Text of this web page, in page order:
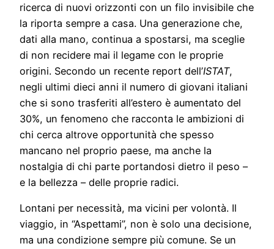
ricerca di nuovi orizzonti con un filo invisibile che
la riporta sempre a casa. Una generazione che,
dati alla mano, continua a spostarsi, ma sceglie
di non recidere mai il legame con le proprie
origini. Secondo un recente report dell’ISTAT,
negli ultimi dieci anni il numero di giovani italiani
che si sono trasferiti all’estero è aumentato del
30%, un fenomeno che racconta le ambizioni di
chi cerca altrove opportunità che spesso
mancano nel proprio paese, ma anche la
nostalgia di chi parte portandosi dietro il peso –
e la bellezza – delle proprie radici.
Lontani per necessità, ma vicini per volontà. Il
viaggio, in “Aspettami”, non è solo una decisione,
ma una condizione sempre più comune. Se un